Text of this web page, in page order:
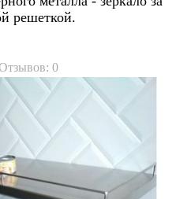
решеткой.
0